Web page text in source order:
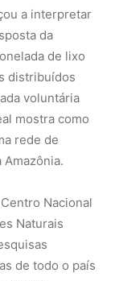
a interpretar
da
de lixo
distribuídos
voluntária
mostra como
rede de
Nacional
Naturais
de todo o país